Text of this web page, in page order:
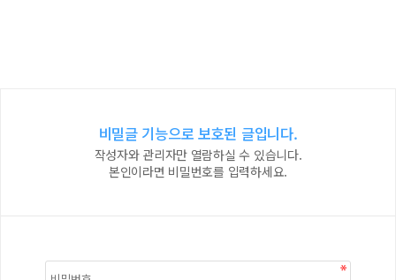
비밀글 기능으로 보호된 글입니다.
작성자와 관리자만 열람하실 수 있습니다.
본인이라면 비밀번호를 입력하세요.